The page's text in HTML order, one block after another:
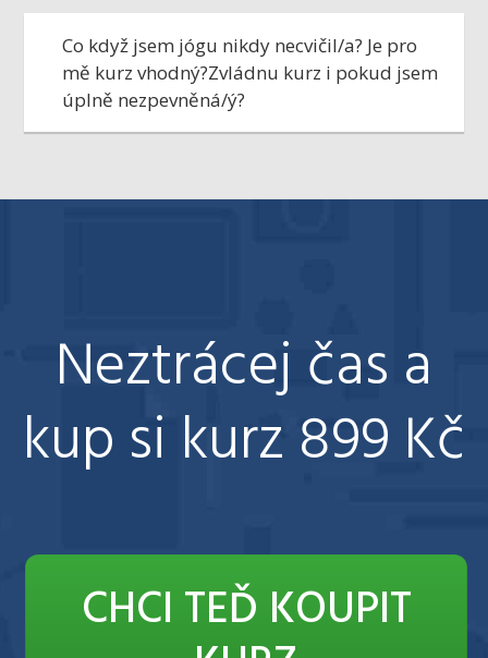
Co když jsem jógu nikdy necvičil/a? Je pro
mě kurz vhodný?Zvládnu kurz i pokud jsem
úplně nezpevněná/ý?
Neztrácej čas a
kup si kurz 899 Kč
CHCI TEĎ KOUPIT